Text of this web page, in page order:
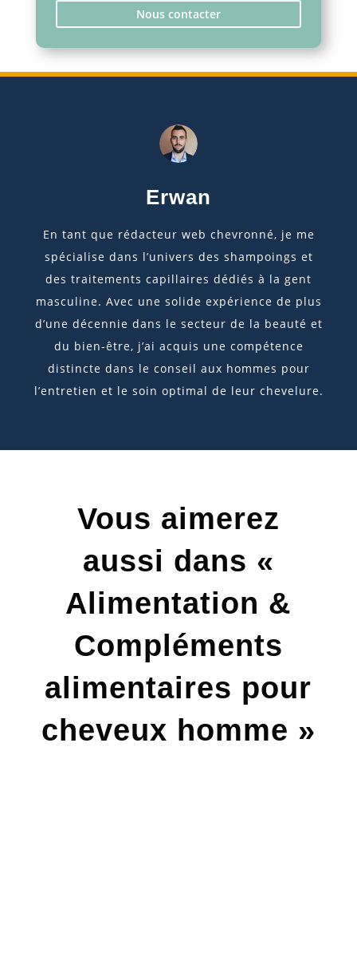
Nous contacter
Erwan
En tant que rédacteur web chevronné, je me
spécialise dans l’univers des shampoings et
des traitements capillaires dédiés à la gent
masculine. Avec une solide expérience de plus
d’une décennie dans le secteur de la beauté et
du bien-être, j’ai acquis une compétence
distincte dans le conseil aux hommes pour
l’entretien et le soin optimal de leur chevelure.
Vous aimerez
aussi dans «
Alimentation &
Compléments
alimentaires pour
cheveux homme »